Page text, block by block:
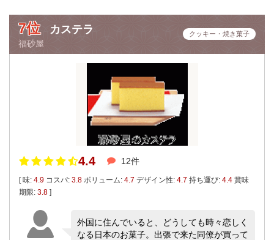
7位 カステラ
福砂屋
クッキー・焼き菓子
4.4 12件
[ 味: 4.9 コスパ: 3.8 ボリューム: 4.7 デザイン性: 4.7 持ち運び: 4.4 賞味
期限: 3.8 ]
外国に住んでいると、どうしても時々恋しく
なる日本のお菓子。出張で来た同僚が買って